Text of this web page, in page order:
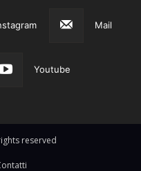
Mail
Youtube
reserved